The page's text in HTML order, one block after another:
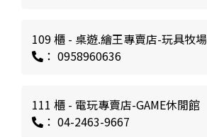
109 櫃 - 桌遊.繪王專賣店-玩具牧場
： 0958960636
111 櫃 - 電玩專賣店-GAME休閒館
： 04-2463-9667